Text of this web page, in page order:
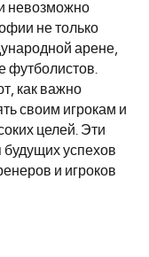
невозможно
не только
арене,
футболистов.
как важно
своим игрокам и
целей. Эти
успехов
и игроков